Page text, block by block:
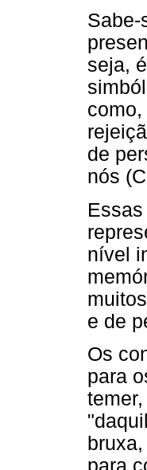
Sabe-
seja,
de
nós
nível
e de
Os
para
para